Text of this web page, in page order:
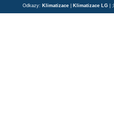
Odkazy: Klimatizace Klimatizace LG | ;